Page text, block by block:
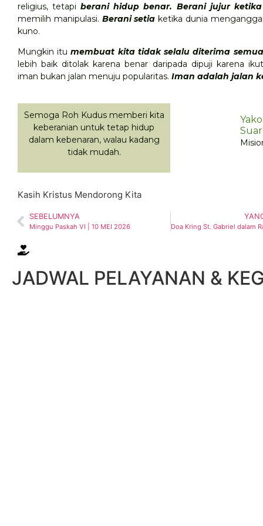
religius, tetapiberani hidup benar. Berani jujur ketika
memilih manipulasi. Berani setia ketika dunia
kuno.
Mungkin itu membuat kita tidak selalu diterima
lebih baik ditolak karena benar daripada dipuji karena
iman bukan jalan menuju popularitas. Iman adalah jalan
Semoga Roh Kudus memberi kita
keberanian untuk tetap hidup
dalam kebenaran, walau kadang
tidak mudah.
Kasih Kristus Mendorong Kita
SEBELUMNYA
Minggu Paskah VI | 10 MEI 2026
JADWAL PELAYANAN &